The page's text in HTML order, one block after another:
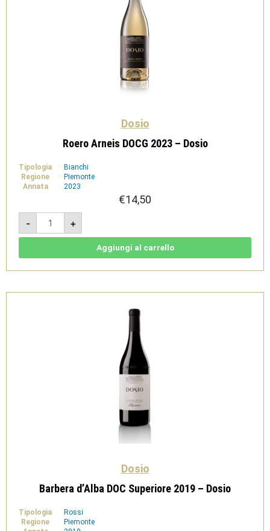
Dosio
Roero Arneis DOCG 2023 – Dosio
Tipologia
Bianchi
Regione
Piemonte
Annata
2023
€14,50
-
Roero
Arneis
DOCG
2023
+
Aggiungi al carrello
Dosio
Barbera d’Alba DOC Superiore 2019 – Dosio
Tipologia
Rossi
Regione
Piemonte